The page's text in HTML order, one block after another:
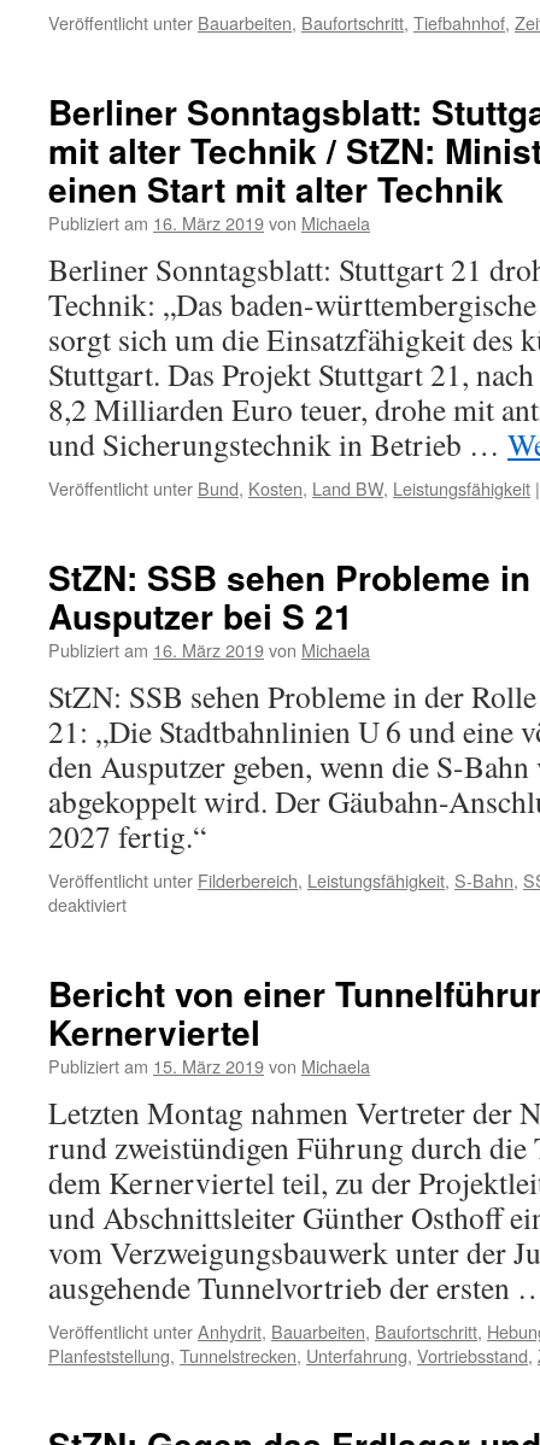
Veröffentlicht unter Bauarbeiten, Baufortschritt, Tiefbahnhof,
Berliner Sonntagsblatt:
mit alter Technik / StZN:
einen Start mit alter Technik
Publiziert am 16. März 2019von Michaela
Berliner Sonntagsblatt: Stuttgart 21
Technik: „Das baden-
sorgt sich um die Einsatzfähigkeit des
Stuttgart. Das Projekt Stuttgart 21,
8,2 Milliarden Euro teuer, drohe mit
und Sicherungstechnik in Betrieb …
Veröffentlicht unter Bund, Kosten, Land BW, Leistungsfähigkeit |
StZN: SSB sehen Probleme
Ausputzer bei S 21
Publiziert am 16. März 2019von Michaela
StZN: SSB sehen Probleme in der
21: „Die Stadtbahnlinien U 6 und eine
den Ausputzer geben, wenn die S-
abgekoppelt wird. Der Gäubahn-
2027 fertig.“
Veröffentlicht unter Filderbereich, Leistungsfähigkeit, S-Bahn,
deaktiviert
Bericht von einer
Kernerviertel
Publiziert am 15. März 2019von Michaela
Letzten Montag nahmen Vertreter der
rund zweistündigen Führung durch die
dem Kernerviertel teil, zu der
und Abschnittsleiter Günther Osthoff
vom Verzweigungsbauwerk unter der
ausgehende Tunnelvortrieb der ersten
Veröffentlicht unterAnhydrit, Bauarbeiten, Baufortschritt,
Planfeststellung, Tunnelstrecken, Unterfahrung, Vortriebsstand,